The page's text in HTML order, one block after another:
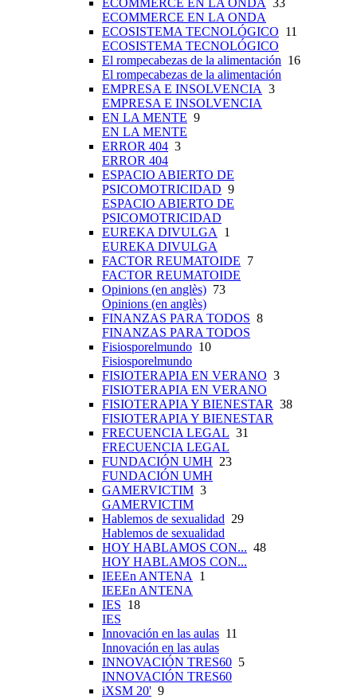
ECOMMERCE EN LA ONDA 33
ECOMMERCE EN LA ONDA
ECOSISTEMA TECNOLÓGICO 11
ECOSISTEMA TECNOLÓGICO
El rompecabezas de la alimentación 16
El rompecabezas de la alimentación
EMPRESA E INSOLVENCIA 3
EMPRESA E INSOLVENCIA
EN LA MENTE 9
EN LA MENTE
ERROR 404 3
ERROR 404
ESPACIO ABIERTO DE
PSICOMOTRICIDAD 9
ESPACIO ABIERTO DE
PSICOMOTRICIDAD
EUREKA DIVULGA
1
EUREKA DIVULGA
FACTOR REUMATOIDE 7
FACTOR REUMATOIDE
Opinions (en anglès) 73
Opinions (en anglès)
FINANZAS PARA TODOS 8
FINANZAS PARA TODOS
Fisiosporelmundo 10
Fisiosporelmundo
FISIOTERAPIA EN VERANO 3
FISIOTERAPIA EN VERANO
FISIOTERAPIA Y BIENESTAR 38
FISIOTERAPIA Y BIENESTAR
FRECUENCIA LEGAL 31
FRECUENCIA LEGAL
FUNDACIÓN UMH 23
FUNDACIÓN UMH
GAMERVICTIM 3
GAMERVICTIM
Hablemos de sexualidad 29
Hablemos de sexualidad
HOY HABLAMOS CON... 48
HOY HABLAMOS CON...
IEEEn ANTENA
1
IEEEn ANTENA
IES 18
IES
Innovación en las aulas 11
Innovación en las aulas
INNOVACIÓN TRES60 5
INNOVACIÓN TRES60
iXSM 20' 9